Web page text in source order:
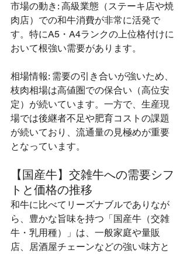
市場の動き: 高級業態（ステーキ店や焼
肉店）での和牛消費が非常に活発で
す。特にA5・A4ランクの上位格付けに
おいて根強い需要があります。
相場情報: 需要の引き合いが強いため、
枝肉相場は高値圏での保合い（高位安
定）が続いています。一方で、生産現
場では後継者不足や肥育コストの課題
が続いており、流通量の見極めが重要
となっています。
【国産牛】交雑牛への需要シフ
トと価格の推移
和牛に比べてリーズナブルでありなが
ら、豊かな旨味を持つ「国産牛（交雑
牛・乳用種）」は、一般家庭や量販
店、居酒屋チェーンなどの強い味方と